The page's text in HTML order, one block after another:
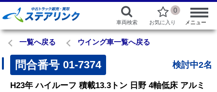
車両検索
0
お気に入り メニュー
一覧へ戻る ウイング車一覧へ戻る
問合番号 01-7374 検討中2名
H23年ハイルーフ 積載13.3トン 日野 4軸低床 アルミ